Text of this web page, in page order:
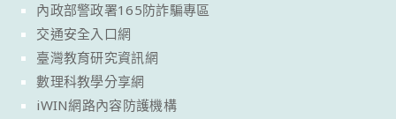
內政部警政署165防詐騙專區
交通安全入口網
臺灣教育研究資訊網
數理科教學分享網
iWIN網路內容防護機構